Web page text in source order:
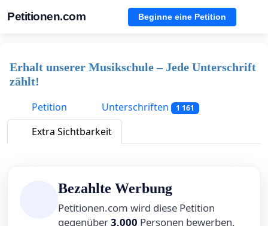
Petitionen.com Beginne eine Petition
Erhalt unserer Musikschule – Jede Unterschrift
zählt!
Petition
Unterschriften 1 161
Extra Sichtbarkeit
Bezahlte Werbung
Petitionen.com wird diese Petition
gegenüber3,000 Personen bewerben.